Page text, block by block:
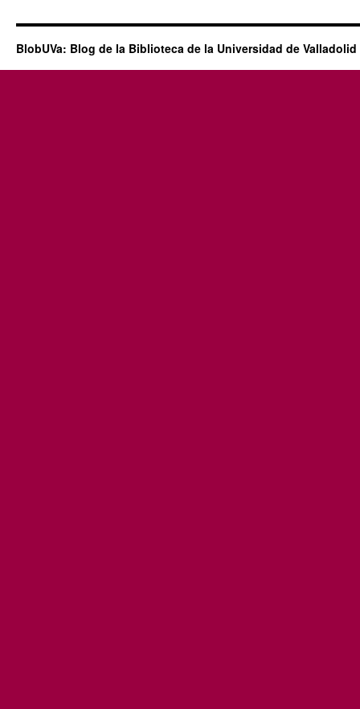
BlobUVa: Blog de la Biblioteca de la Universidad de Valladolid